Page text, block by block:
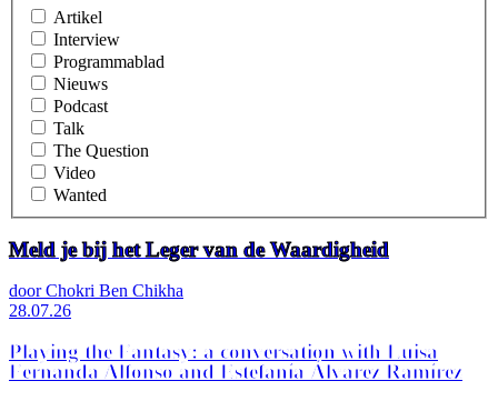
Artikel
Interview
Programmablad
Nieuws
Podcast
Talk
The Question
Video
Wanted
Meld je bij het Leger van de Waardigheid
door Chokri Ben Chikha
28.07.26
Playing the Fantasy: a conversation with Luisa
Fernanda Alfonso and Estefanía Álvarez Ramírez